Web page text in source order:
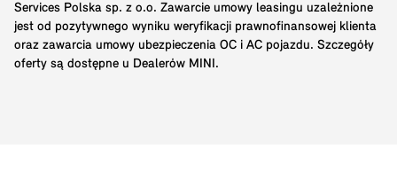
Services Polska sp. z o.o. Zawarcie umowy leasingu uzależnione
jest od pozytywnego wyniku weryfikacji prawnofinansowej klienta
oraz zawarcia umowy ubezpieczenia OC i AC pojazdu. Szczegóły
oferty są dostępne u Dealerów MINI.